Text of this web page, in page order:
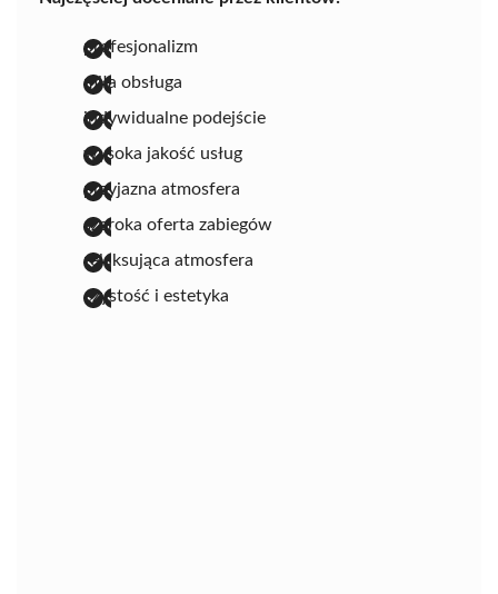
profesjonalizm
miła obsługa
indywidualne podejście
wysoka jakość usług
przyjazna atmosfera
szeroka oferta zabiegów
relaksująca atmosfera
czystość i estetyka